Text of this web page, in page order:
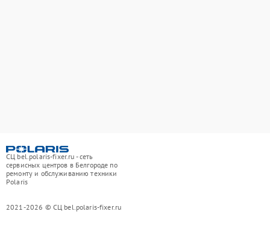
СЦ bel.polaris-fixer.ru - сеть
сервисных центров в Белгороде по
ремонту и обслуживанию техники
Polaris
2021-2026 © СЦ bel.polaris-fixer.ru